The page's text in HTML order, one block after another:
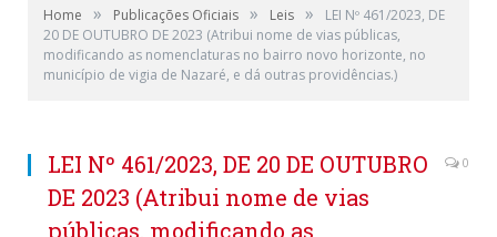
Home » Publicações Oficiais » Leis »
LEI Nº 461/2023, DE
20 DE OUTUBRO DE 2023 (Atribui nome de vias públicas,
modificando as nomenclaturas no bairro novo horizonte, no
município de vigia de Nazaré, e dá outras providências.)
LEI Nº 461/2023, DE 20 DE OUTUBRO
DE 2023 (Atribui nome de vias
públicas, modificando as
0